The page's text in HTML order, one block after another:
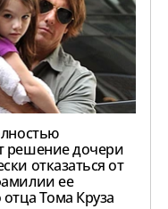
решение дочери
отказаться от
ее
Тома Круза